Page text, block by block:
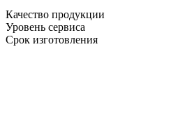
Качество продукции
Уровень сервиса
Срок изготовления